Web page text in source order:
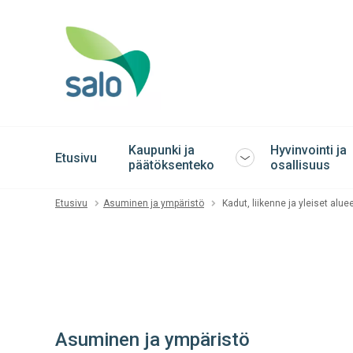
Etusivu
Kaupunki ja
päätöksenteko
Avaa
sulje
Hyvinvointi ja
osallisuus
Etusivu Asuminen ja ympäristö Kadut, liikenne ja yleiset
Asuminen ja ympäristö